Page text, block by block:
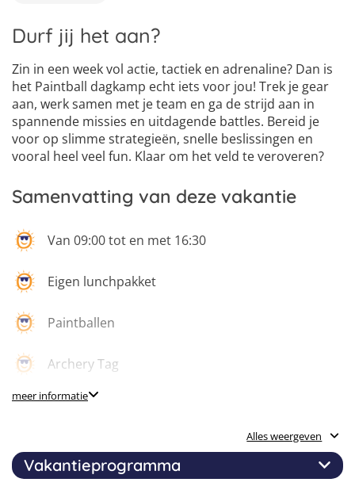
Durf jij het aan?
Zin in een week vol actie, tactiek en adrenaline? Dan is
het Paintball dagkamp echt iets voor jou! Trek je gear
aan, werk samen met je team en ga de strijd aan in
spannende missies en uitdagende battles. Bereid je
voor op slimme strategieën, snelle beslissingen en
vooral heel veel fun. Klaar om het veld te veroveren?
Samenvatting van deze vakantie
Van 09:00 tot en met 16:30
Eigen lunchpakket
Paintballen
Archery Tag
Verdediging & shelter bouwen
meer informatie
Alles weergeven
Vakantieprogramma